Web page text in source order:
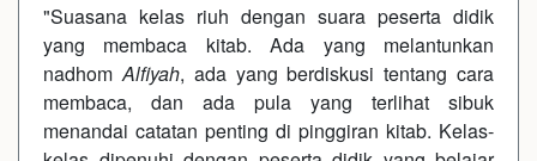
"Suasana kelas riuh dengan suara peserta didik
yang membaca kitab. Ada yang melantunkan
nadhomAlfiyah, ada yang berdiskusi tentang cara
membaca, dan ada pula yang terlihat sibuk
menandai catatan penting di pinggiran kitab. Kelas-